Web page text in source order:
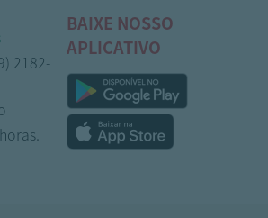
2182-
BAIXE NOSSO
APLICATIVO